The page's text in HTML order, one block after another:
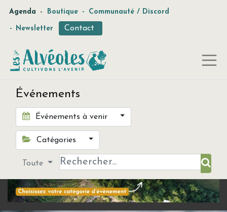
Agenda - Boutique - Communauté / Discord
- Newsletter Contact
Événements
Événements à venir
Catégories
Toute